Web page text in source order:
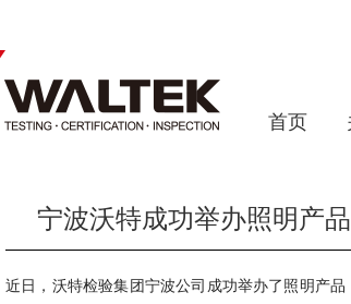
首页
宁波沃特成功举办照明产
近日，沃特检验集团宁波公司成功举办了照明产